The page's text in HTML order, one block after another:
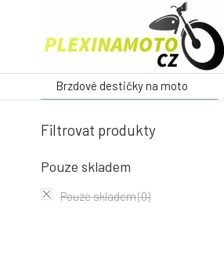
Brzdové destičky na moto
Filtrovat produkty
Pouze skladem
Pouze skladem(0)